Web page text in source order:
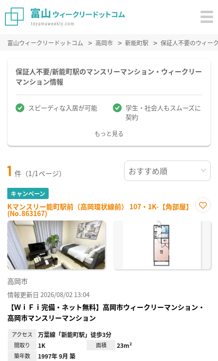
富山ウィークリードットコム 高岡市 新能町駅 保証人不要のウィー
保証人不要/新能町駅のマンスリーマンション・ウィークリー
マンション情報
スピーディな入居が可能
学生・社会人もスムーズに
契約
もっと見る
1 件（1/1ページ）
キャンペーン
Kマンスリー能町駅前（高岡環状線前） 107・1K-【角部屋】
(No.863167)
に入
高岡市
情報更新日 2026/08/02 13:04
【ＷｉＦｉ完備・ネット無料】高岡市ウィークリーマンション・
高岡市マンスリーマンション
アクセス 万葉線「新能町駅」徒歩3分
間取り 1K 面積 23m²
築年数 1997年 9月 築